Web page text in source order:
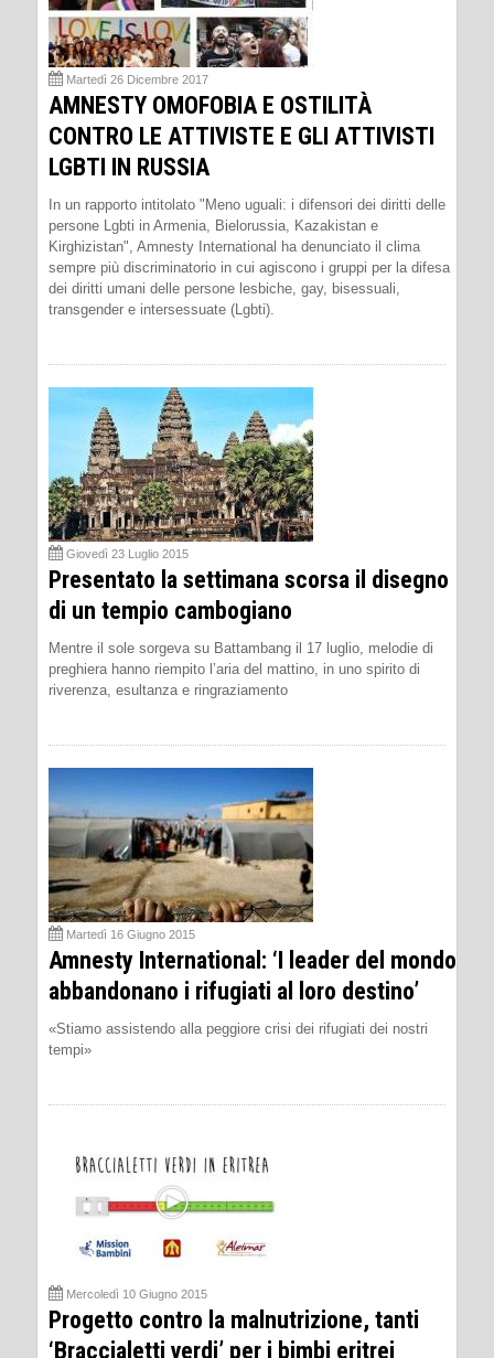
Martedì 26 Dicembre 2017
AMNESTY OMOFOBIA E OSTILITÀ
CONTRO LE ATTIVISTE E GLI ATTIVISTI
LGBTI IN RUSSIA
In un rapporto intitolato "Meno uguali: i difensori dei diritti delle
persone Lgbti in Armenia, Bielorussia, Kazakistan e
Kirghizistan", Amnesty International ha denunciato il clima
sempre più discriminatorio in cui agiscono i gruppi per la difesa
dei diritti umani delle persone lesbiche, gay, bisessuali,
transgender e intersessuate (Lgbti).
Giovedì 23 Luglio 2015
Presentato la settimana scorsa il disegno
di un tempio cambogiano
Mentre il sole sorgeva su Battambang il 17 luglio, melodie di
preghiera hanno riempito l’aria del mattino, in uno spirito di
riverenza, esultanza e ringraziamento
Martedì 16 Giugno 2015
Amnesty International: ‘I leader del mondo
abbandonano i rifugiati al loro destino’
«Stiamo assistendo alla peggiore crisi dei rifugiati dei nostri
tempi»
Mercoledì 10 Giugno 2015
Progetto contro la malnutrizione, tanti
‘Braccialetti verdi’ per i bimbi eritrei